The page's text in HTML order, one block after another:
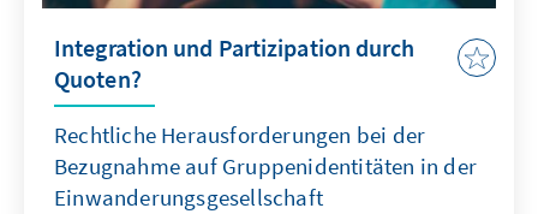
Integration und Partizipation durch
Quoten?
Rechtliche Herausforderungen bei der
Bezugnahme auf Gruppenidentitäten in der
Einwanderungsgesellschaft